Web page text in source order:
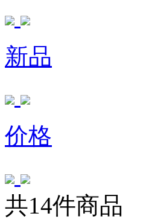
新品
价格
共14件商品